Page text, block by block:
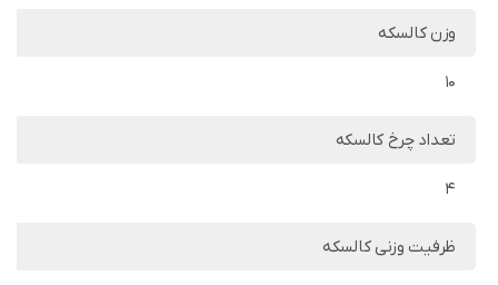
وزن کالسکه
10
تعداد چرخ کالسکه
4
ظرفیت وزنی کالسکه